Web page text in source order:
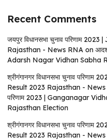
Recent Comments
जयपुर विधानसभा चुनाव परिणाम
Rajasthan - News RNA on
Adarsh ​​Nagar Vidhan Sabha
श्रीगंगानगर विधानसभा चुनाव
Result 2023 Rajasthan - News
परिणाम 2023 | Ganganagar
Rajasthan Election
श्रीगंगानगर विधानसभा चुनाव
Result 2023 Rajasthan - News